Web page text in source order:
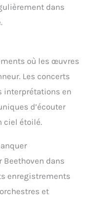
dans
où les œuvres
Les concerts
interprétations en
d’écouter
ciel étoilé.
Beethoven dans
enregistrements
et